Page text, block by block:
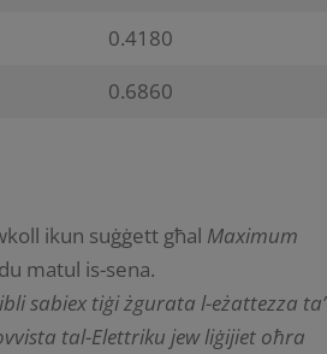
0.4180
0.6860
ikun suġġett għal Maximum
matul is-sena.
sabiex tiġi żgurata l-eżattezza ta’
tal-Elettriku jew liġijiet oħra